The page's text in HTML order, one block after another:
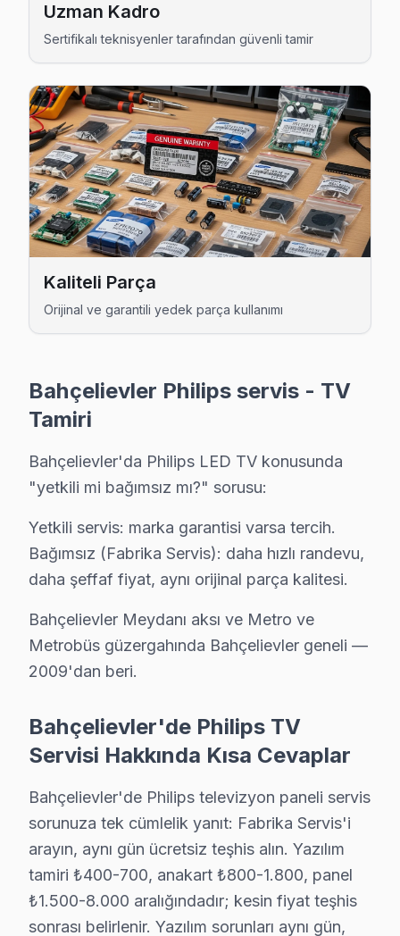
Serkan Y. — Philips Servis Uzmanı
15 yıllık Philips TV tamir deneyimi. Bahçelievler ve çevre
· Philips fabrika servis sertifikası
· Orijinal ve OEM yedek parça tedarikçisi
· 2010'dan günümüze tüm Philips modelleri
Bahçelievler Servis İstatistikleri
· Müşteri memnuniyeti
· Ortalama tamir süresi:1–2 iş günü
· Tüm işlemler2 yıl garantili
Bu sayfayla ilgili hizmet sayfaları:
↑ Philips Servis Ana Sayfası
↑ Bahçelievler TV Servis Merkezi
Bahçelievler Yakın İlçelerde Philips Servisi
· Bağcılar Philips
· Bakırköy Philips
· Beşiktaş Philips
· Beylikdüzü Philips
Bahçelievler Diğer Marka Servisleri
· Bahçelievler Sony
· Bahçelievler Hi-Level
· Bahçelievler iFFALCON
· Bahçelievler Samsung
Uzman Kadro
Sertifikalı teknisyenler tarafından güvenli tamir
Kaliteli Parça
Orijinal ve garantili yedek parça kullanımı
Bahçelievler Philips servis - TV
Tamiri
Bahçelievler'da Philips LED TV konusunda
"yetkili mi bağımsız mı?" sorusu:
Yetkili servis: marka garantisi varsa tercih.
Bağımsız (Fabrika Servis): daha hızlı randevu,
daha şeffaf fiyat, aynı orijinal parça kalitesi.
Bahçelievler Meydanı aksı ve Metro ve
Metrobüs güzergahında Bahçelievler geneli —
2009'dan beri.
Bahçelievler'de Philips TV
Servisi Hakkında Kısa Cevaplar
Bahçelievler'de Philips televizyon paneli servis
sorunuza tek cümlelik yanıt: Fabrika Servis'i
arayın, aynı gün ücretsiz teşhis alın. Yazılım
tamiri ₺400-700, anakart ₺800-1.800, panel
₺1.500-8.000 aralığındadır; kesin fiyat teşhis
sonrası belirlenir. Yazılım sorunları aynı gün,